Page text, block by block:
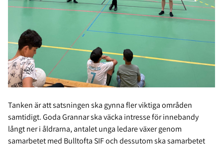
Tanken är att satsningen ska gynna fler viktiga områden
samtidigt. Goda Grannar ska väcka intresse för innebandy
långt ner i åldrarna, antalet unga ledare växer genom
samarbetet med Bulltofta SIF och dessutom ska samarbetet